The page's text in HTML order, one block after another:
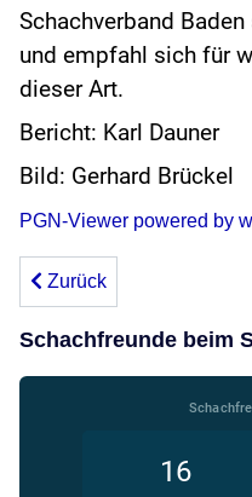
Schachverband
und empfahl sich für
dieser Art.
Bericht: Karl Dauner
Bild: Gerhard Brückel
PGN-Viewer powered by
Vorheriger Beitrag: 14.
Zurück
Schachfreunde beim